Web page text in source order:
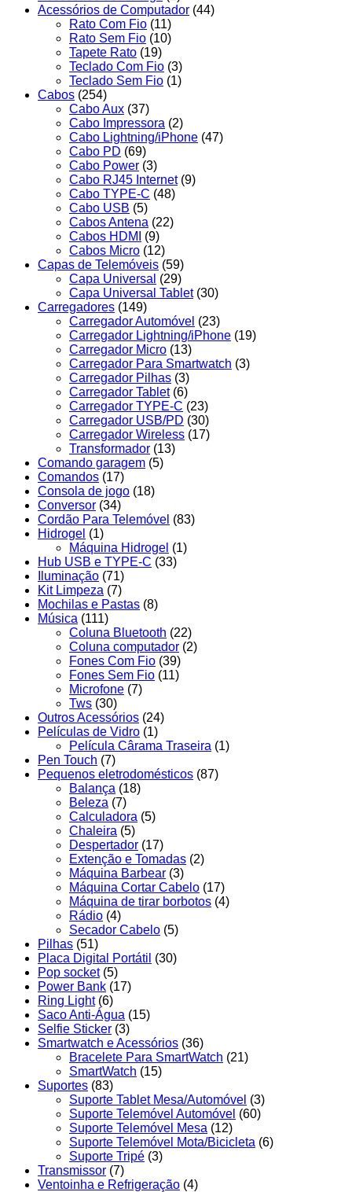
Acessórios de Computador (44)
Rato Com Fio (11)
Rato Sem Fio (10)
Tapete Rato (19)
Teclado Com Fio (3)
Teclado Sem Fio (1)
Cabos (254)
Cabo Aux (37)
Cabo Impressora (2)
Cabo Lightning/iPhone (47)
Cabo PD (69)
Cabo Power (3)
Cabo RJ45 Internet (9)
Cabo TYPE-C (48)
Cabo USB (5)
Cabos Antena (22)
Cabos HDMI
(9)
Cabos Micro (12)
Capas de Telemóveis (59)
Capa Universal (29)
Capa Universal Tablet (30)
Carregadores (149)
Carregador Automóvel (23)
Carregador Lightning/iPhone (19)
Carregador Micro (13)
Carregador Para Smartwatch (3)
Carregador Pilhas (3)
Carregador Tablet (6)
Carregador TYPE-C (23)
Carregador USB/PD (30)
Carregador Wireless (17)
Transformador (13)
Comando garagem (5)
Comandos (17)
Consola de jogo (18)
Conversor (34)
Cordão Para Telemóvel (83)
Hidrogel (1)
Máquina Hidrogel (1)
Hub USB e TYPE-C (33)
Iluminação (71)
Kit Limpeza (7)
Mochilas e Pastas (8)
Música (111)
Coluna Bluetooth (22)
Coluna computador (2)
Fones Com Fio (39)
Fones Sem Fio (11)
Microfone (7)
Tws (30)
Outros Acessórios (24)
Películas de Vidro (1)
Película Cârama Traseira (1)
Pen Touch (7)
Pequenos eletrodomésticos (87)
Balança (18)
Beleza (7)
Calculadora (5)
Chaleira (5)
Despertador (17)
Extenção e Tomadas (2)
Máquina Barbear (3)
Máquina Cortar Cabelo (17)
Máquina de tirar borbotos (4)
Rádio (4)
Secador Cabelo (5)
Pilhas (51)
Placa Digital Portátil (30)
Pop socket (5)
Power Bank (17)
Ring Light (6)
Saco Anti-Água (15)
Selfie Sticker (3)
Smartwatch e Acessórios (36)
Bracelete Para SmartWatch (21)
SmartWatch (15)
Suportes (83)
Suporte Tablet Mesa/Automóvel (3)
Suporte Telemóvel Automóvel (60)
Suporte Telemóvel Mesa (12)
Suporte Telemóvel Mota/Bicicleta (6)
Suporte Tripé (3)
Transmissor (7)
Ventoinha e Refrigeração (4)